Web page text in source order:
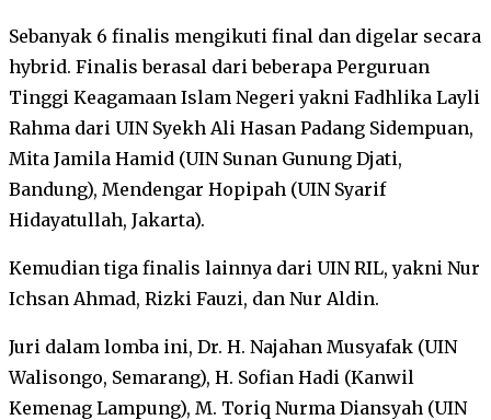
Sebanyak 6 finalis mengikuti final dan digelar secara
hybrid. Finalis berasal dari beberapa Perguruan
Tinggi Keagamaan Islam Negeri yakni Fadhlika Layli
Rahma dari UIN Syekh Ali Hasan Padang Sidempuan,
Mita Jamila Hamid (UIN Sunan Gunung Djati,
Bandung), Mendengar Hopipah (UIN Syarif
Hidayatullah, Jakarta).
Kemudian tiga finalis lainnya dari UIN RIL, yakni Nur
Ichsan Ahmad, Rizki Fauzi, dan Nur Aldin.
Juri dalam lomba ini, Dr. H. Najahan Musyafak (UIN
Walisongo, Semarang), H. Sofian Hadi (Kanwil
Kemenag Lampung), M. Toriq Nurma Diansyah (UIN